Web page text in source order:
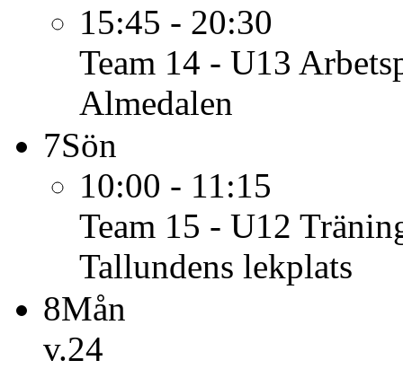
15:45 - 20:30
Team 14 - U13
Almedalen
7Sön
10:00 - 11:15
Team 15 - U12
Tallundens lekplats
8Mån
v.24